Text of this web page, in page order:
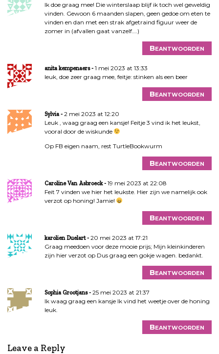
Ik doe graag mee! Die winterslaap blijf ik toch wel geweldig
vinden. Gewoon 6 maanden slapen, geen gedoe om eten te
vinden en dan met een strak afgetraind figuur weer de
zomer in (afvallen gaat vanzelf….)
Beantwoorden
anita kempenaers
1 mei 2023 at 13:33
leuk, doe zeer graag mee, feitje: stinken als een beer
Beantwoorden
Sylvia
2 mei 2023 at 12:20
Leuk , waag graag een kansje! Feitje 3 vind ik het leukst,
vooral door de wiskunde
Op FB eigen naam, rest TurtleBookwurm
Beantwoorden
Caroline Van Asbroeck
19 mei 2023 at 22:08
Feit 7 vinden we hier het leukste. Hier zijn we namelijk ook
verzot op honing! Jamie!
Beantwoorden
karolien Duelart
20 mei 2023 at 17:21
Graag meedoen voor deze mooie prijs; Mijn kleinkinderen
zijn hier verzot op Dus graag een gokje wagen. bedankt.
Beantwoorden
Sophia Grootjans
25 mei 2023 at 21:37
Ik waag graag een kansje Ik vind het weetje over de honing
leuk.
Beantwoorden
Leave a Reply